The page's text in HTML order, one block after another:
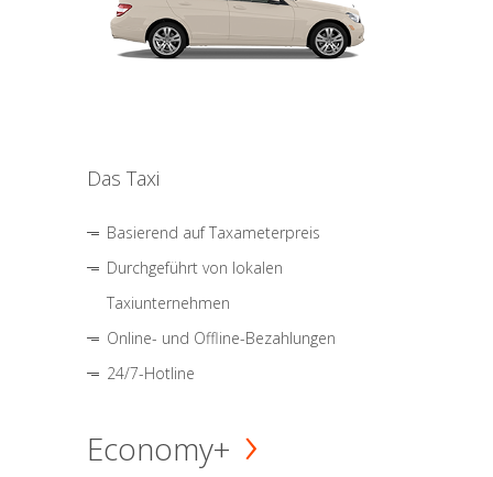
Das Taxi
Basierend auf Taxameterpreis
Durchgeführt von lokalen
Taxiunternehmen
Online- und Offline-Bezahlungen
24/7-Hotline
Economy+